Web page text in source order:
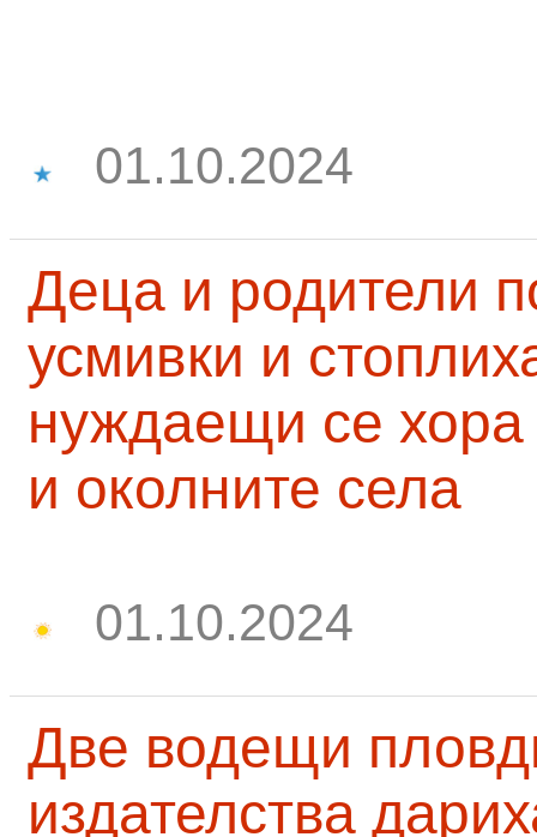
01.10.2024
Деца и родители
усмивки и
нуждаещи се
и околните села
01.10.2024
Две водещи
издателства